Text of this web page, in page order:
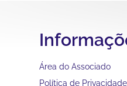
Área do Associado
Política de Privacidade